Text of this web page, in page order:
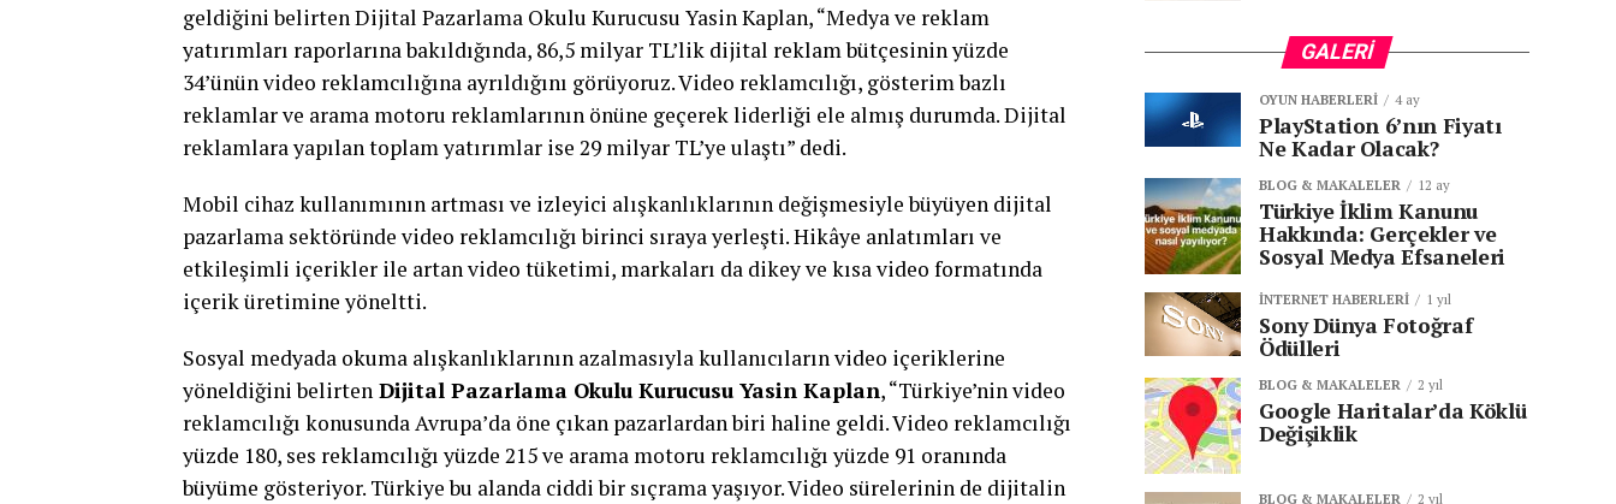
geldiğini belirten Dijital Pazarlama Okulu Kurucusu Yasin Kaplan, “Medya ve reklam
yatırımları raporlarına bakıldığında, 86,5 milyar TL’lik dijital reklam bütçesinin yüzde
34’ünün video reklamcılığına ayrıldığını görüyoruz. Video reklamcılığı, gösterim bazlı
reklamlar ve arama motoru reklamlarının önüne geçerek liderliği ele almış durumda. Dijital
reklamlara yapılan toplam yatırımlar ise 29 milyar TL’ye ulaştı” dedi.
Mobil cihaz kullanımının artması ve izleyici alışkanlıklarının değişmesiyle büyüyen dijital
pazarlama sektöründe video reklamcılığı birinci sıraya yerleşti. Hikâye anlatımları ve
etkileşimli içerikler ile artan video tüketimi, markaları da dikey ve kısa video formatında
içerik üretimine yöneltti.
Sosyal medyada okuma alışkanlıklarının azalmasıyla kullanıcıların video içeriklerine
yöneldiğini belirten Dijital Pazarlama Okulu Kurucusu Yasin Kaplan, “Türkiye’nin video
reklamcılığı konusunda Avrupa’da öne çıkan pazarlardan biri haline geldi. Video reklamcılığı
yüzde 180, ses reklamcılığı yüzde 215 ve arama motoru reklamcılığı yüzde 91 oranında
büyüme gösteriyor. Türkiye bu alanda ciddi bir sıçrama yaşıyor. Video sürelerinin de dijitalin
GALERI
OYUN HABERLERI 4 ay
PlayStation 6’nın Fiyatı
Ne Kadar Olacak?
BLOG & MAKALELER 12 ay
Türkiye İklim Kanunu
Hakkında: Gerçekler ve
Sosyal Medya Efsaneleri
İNTERNET HABERLERI 1 yıl
Sony Dünya Fotoğraf
Ödülleri
BLOG & MAKALELER 2 yıl
Google Haritalar’da Köklü
Değişiklik
BLOG & MAKALELER 2 yıl